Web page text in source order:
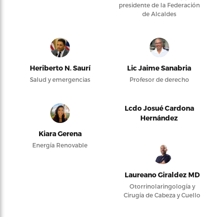
presidente de la Federación
de Alcaldes
Heriberto N. Saurí
Salud y emergencias
Lic Jaime Sanabria
Profesor de derecho
Kiara Gerena
Energía Renovable
Lcdo Josué Cardona
Hernández
Laureano Giraldez MD
Otorrinolaringología y
Cirugía de Cabeza y Cuello